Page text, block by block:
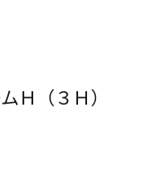
Ｈ（３Ｈ）